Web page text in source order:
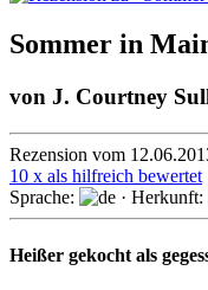
Sommer in
von J. Courtney
Rezension vom
10 x als hilfreich bewertet
Sprache:
· Herkunft:
Heißer gekocht als